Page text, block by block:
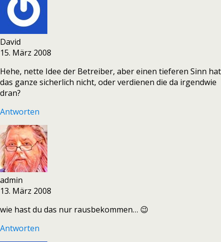
David
15. März 2008
Hehe, nette Idee der Betreiber, aber einen tieferen Sinn hat
das ganze sicherlich nicht, oder verdienen die da irgendwie
dran?
Antworten
admin
13. März 2008
wie hast du das nur rausbekommen… 😉
Antworten